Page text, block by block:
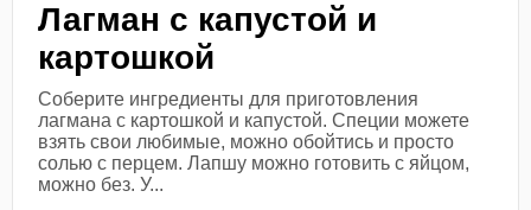
Лагман с капустой и
картошкой
Соберите ингредиенты для приготовления
лагмана с картошкой и капустой. Специи можете
взять свои любимые, можно обойтись и просто
солью с перцем. Лапшу можно готовить с яйцом,
можно без. У...